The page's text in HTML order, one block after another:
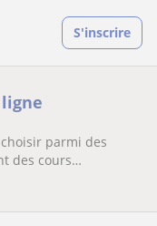
S'inscrire
parmi des
des cours